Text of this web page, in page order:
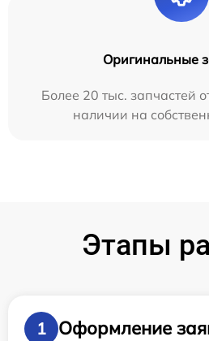
Оригинальные
Более 20 тыс. запчастей
наличии на
Этапы
1
Оформление